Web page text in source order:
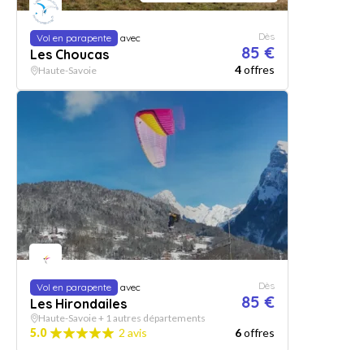
Vol en parapente avec
Les Choucas
Dès
85 €
Haute-Savoie 4offres
Vol en parapente avec
Les Hirondailes
Dès
85 €
Haute-Savoie + 1 autres départements
5.0 2 avis 6offres